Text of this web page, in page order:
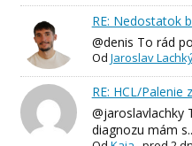
RE: Nedostatok
@denis To rád
Od Jaroslav
RE: HCL/Palenie
@jaroslavlachky
diagnozu mám